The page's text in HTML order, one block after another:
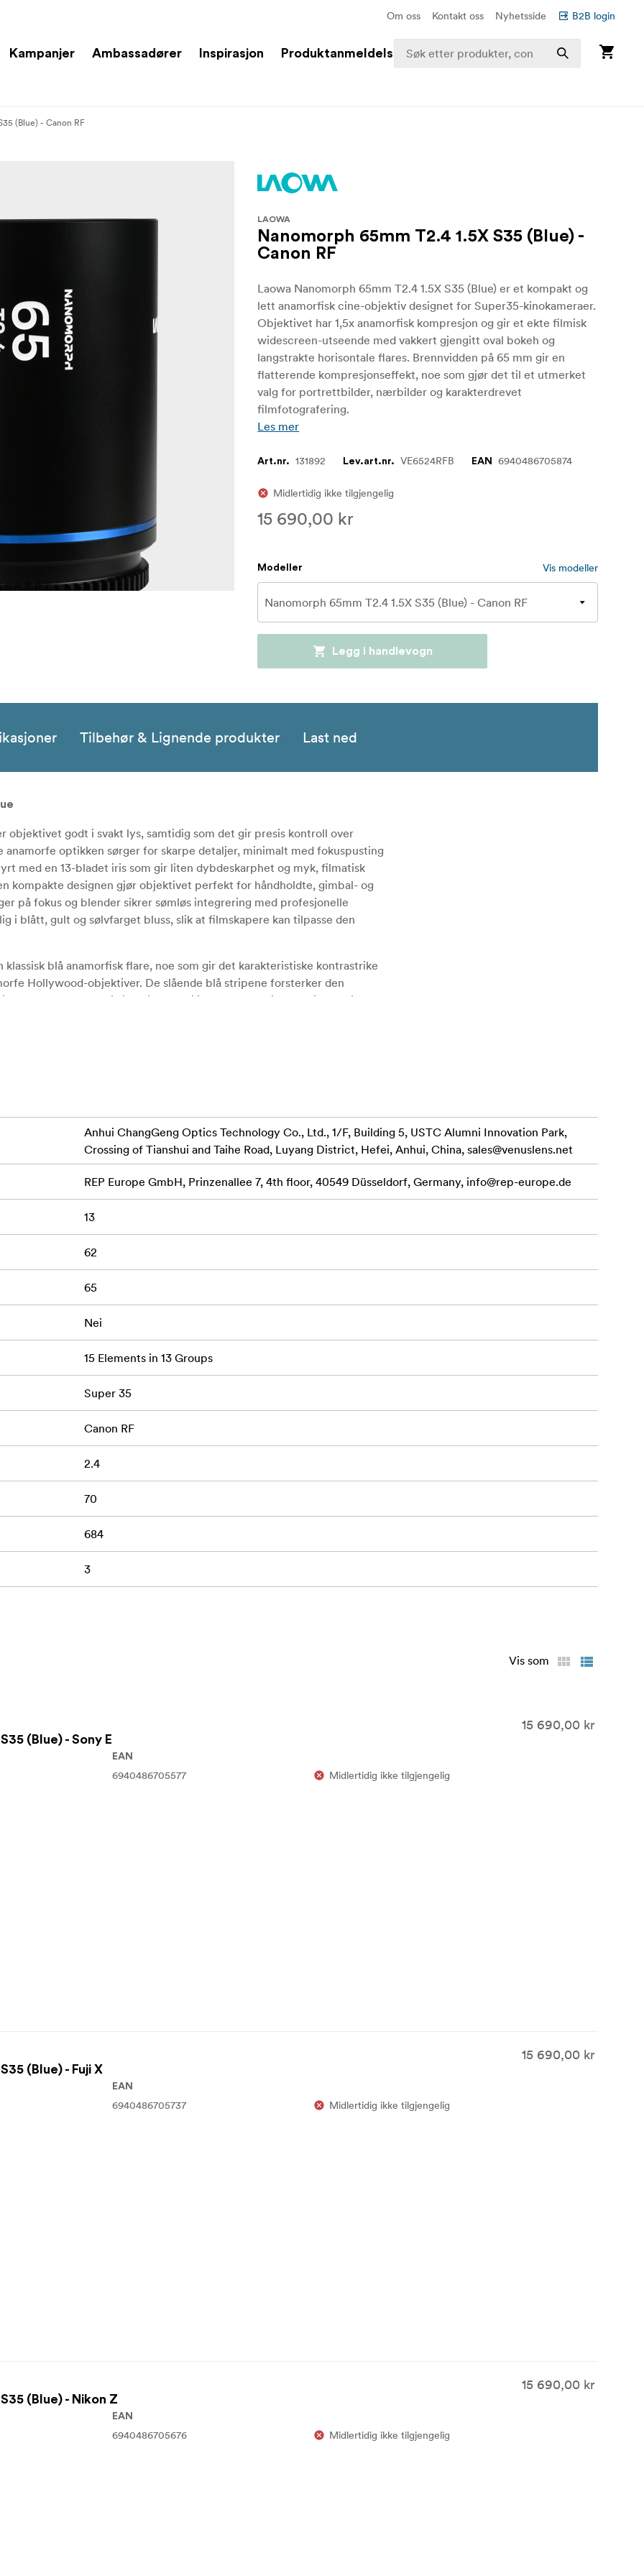
Om oss Kontakt oss Nyhetsside B2B login
Kampanjer Ambassadører Inspirasjon Produktanmeldelser
(Blue) - Canon RF
LAOWA
Nanomorph 65mm T2.4 1.5X S35 (Blue) -
Canon RF
Laowa Nanomorph 65mm T2.4 1.5X S35 (Blue) er et kompakt og
lett anamorfisk cine-objektiv designet for Super35-kinokameraer.
Objektivet har 1,5x anamorfisk kompresjon og gir et ekte filmisk
widescreen-utseende med vakkert gjengitt oval bokeh og
langstrakte horisontale flares. Brennvidden på 65 mm gir en
flatterende kompresjonseffekt, noe som gjør det til et utmerket
valg for portrettbilder, nærbilder og karakterdrevet
filmfotografering.
Les mer
Art.nr. 131892 Lev.art.nr. VE6524RFB EAN 6940486705874
Midlertidig ikke tilgjengelig
15 690,00 kr
Modeller Vis modeller
Legg i handlevogn
Tilbehør & Lignende produkter Last ned
objektivet godt i svakt lys, samtidig som det gir presis kontroll over
optikken sørger for skarpe detaljer, minimalt med fokuspusting
med en 13-bladet iris som gir liten dybdeskarphet og myk, filmatisk
kompakte designen gjør objektivet perfekt for håndholdte, gimbal- og
på fokus og blender sikrer sømløs integrering med profesjonelle
i blått, gult og sølvfarget bluss, slik at filmskapere kan tilpasse den
blå anamorfisk flare, noe som gir det karakteristiske kontrastrike
Hollywood-objektiver. De slående blå stripene forsterker den
godt egnet for sci-fi, action og stiliserte produksjoner. I tillegg gir 65
og karakterdrevne opptak
svakt lys og kontroll over dybdeskarpheten
jevn, kunstnerisk bokeh
og filmatisk estetikk
med sterk motivisolasjon
gimbal- og dronefotografering
fokuspusting
av følgefokus
kreativ kontroll
pålitelighet
objektiv (blått)
Anhui ChangGeng Optics Technology Co., Ltd., 1/F, Building 5, USTC Alumni Innovation Park,
Crossing of Tianshui and Taihe Road, Luyang District, Hefei, Anhui, China, sales@venuslens.net
REP Europe GmbH, Prinzenallee 7, 4th floor, 40549 Düsseldorf, Germany, info@rep-europe.de
13
62
65
Nei
15 Elements in 13 Groups
Super 35
Canon RF
2.4
70
684
3
Vis som
(Blue) - Sony E
15 690,00 kr
EAN
6940486705577 Midlertidig ikke tilgjengelig
(Blue) - Fuji X
15 690,00 kr
EAN
6940486705737 Midlertidig ikke tilgjengelig
(Blue) - Nikon Z
15 690,00 kr
EAN
6940486705676 Midlertidig ikke tilgjengelig